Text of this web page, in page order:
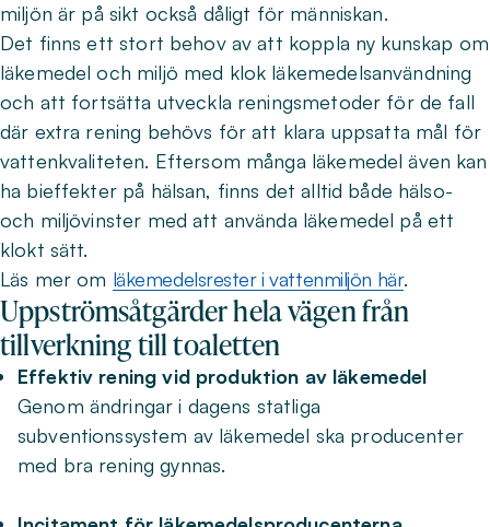
miljön är på sikt också dåligt för människan.
Det finns ett stort behov av att koppla ny kunskap om
läkemedel och miljö med klok läkemedelsanvändning
och att fortsätta utveckla reningsmetoder för de fall
där extra rening behövs för att klara uppsatta mål för
vattenkvaliteten. Eftersom många läkemedel även kan
ha bieffekter på hälsan, finns det alltid både hälso-
och miljövinster med att använda läkemedel på ett
klokt sätt.
Läs mer om läkemedelsrester i vattenmiljön här.
Uppströmsåtgärder hela vägen från
tillverkning till toaletten
Effektiv rening vid produktion av läkemedel
Genom ändringar i dagens statliga
subventionssystem av läkemedel ska producenter
med bra rening gynnas.